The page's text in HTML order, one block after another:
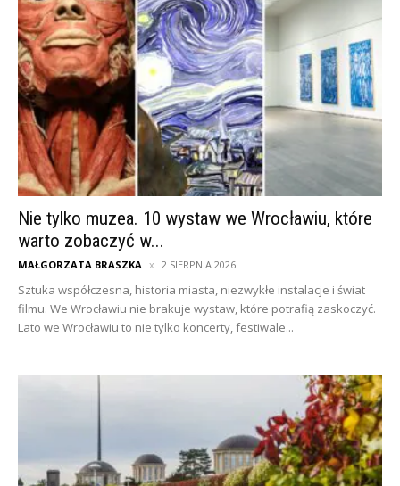
Nie tylko muzea. 10 wystaw we Wrocławiu, które
warto zobaczyć w...
MAŁGORZATA BRASZKA 2 SIERPNIA 2026
Sztuka współczesna, historia miasta, niezwykłe instalacje i świat
filmu. We Wrocławiu nie brakuje wystaw, które potrafią zaskoczyć.
Lato we Wrocławiu to nie tylko koncerty, festiwale...